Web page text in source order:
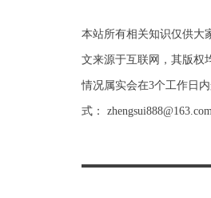
本站所有相关知识仅供大
文来源于互联网，其版权
情况属实会在3个工作日
式：